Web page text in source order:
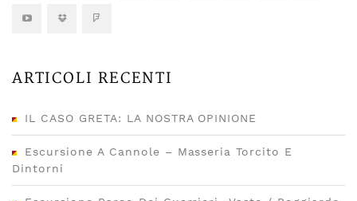
ARTICOLI RECENTI
IL CASO GRETA: LA NOSTRA OPINIONE
Escursione A Cannole – Masseria Torcito E
Dintorni